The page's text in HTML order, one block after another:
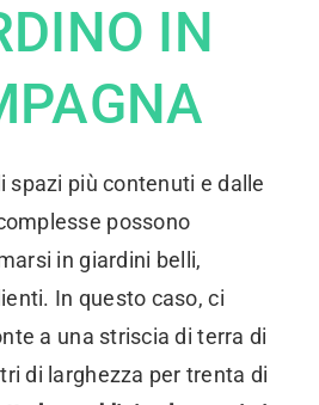
IN
spazi più contenuti e dalle
possono
in giardini belli,
In questo caso, ci
a una striscia di terra di
di larghezza per trenta di